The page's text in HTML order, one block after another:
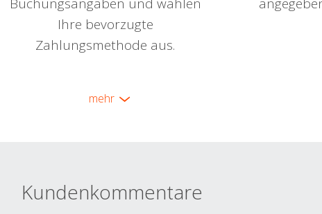
Ihre bevorzugte
Zahlungsmethode aus.
mehr
Kundenkommentare